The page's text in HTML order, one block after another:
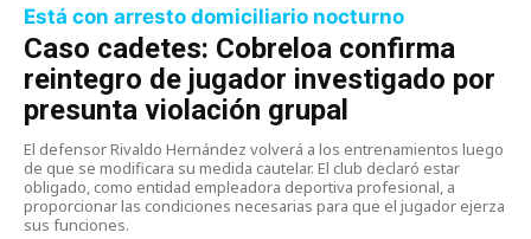
Está con arresto domiciliario nocturno
Caso cadetes: Cobreloa confirma
reintegro de jugador investigado por
presunta violación grupal
El defensor Rivaldo Hernández volverá a los entrenamientos luego
de que se modificara su medida cautelar. El club declaró estar
obligado, como entidad empleadora deportiva profesional, a
proporcionar las condiciones necesarias para que el jugador ejerza
sus funciones.